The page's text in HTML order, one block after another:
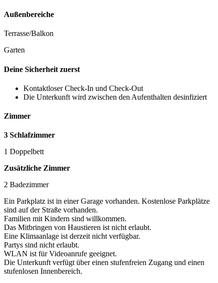
Außenbereiche
Terrasse/Balkon
Garten
Deine Sicherheit zuerst
Kontaktloser Check-In und Check-Out
Die Unterkunft wird zwischen den Aufenthalten desinfiziert
Zimmer
3 Schlafzimmer
1 Doppelbett
Zusätzliche Zimmer
2 Badezimmer
Ein Parkplatz ist in einer Garage vorhanden. Kostenlose Parkplätze
sind auf der Straße vorhanden.
Familien mit Kindern sind willkommen.
Das Mitbringen von Haustieren ist nicht erlaubt.
Eine Klimaanlage ist derzeit nicht verfügbar.
Partys sind nicht erlaubt.
WLAN ist für Videoanrufe geeignet.
Die Unterkunft verfügt über einen stufenfreien Zugang und einen
stufenlosen Innenbereich.